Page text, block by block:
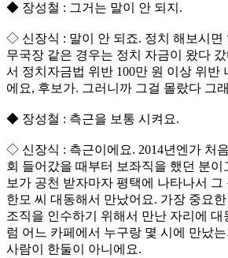
◆ 장성철 : 그거는 말이 안 되지.
◇ 신장식 : 말이 안 되죠. 정치 해보시면
무국장 같은 경우는 정치 자금이 왔다
서 정치자금법 위반 100만 원 이상 위반
에요, 후보가. 그러니까 그걸 몰랐다 그
◆ 장성철 : 측근을 보통 시켜요.
◇ 신장식 : 측근이에요. 2014년엔가 처
회 들어갔을 때부터 보좌직을 했던 분이
보가 공천 받자마자 평택에 나타나서
한모 씨 대동해서 만났어요. 가장 중요
조직을 인수하기 위해서 만난 자리에 대
럼 어느 카페에서 누구랑 몇 시에 만났
사람이 한둘이 아니에요.